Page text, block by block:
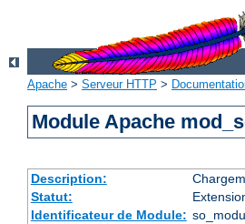
Apache > Serveur HTTP >
Module Apache
Description:
Statut:
Identificateur de Module: